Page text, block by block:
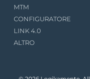
MTM
CONFIGURATORE
LINK 4.0
ALTRO